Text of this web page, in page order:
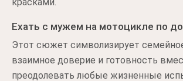
Ехать с мужем на мотоцикле по
Этот сюжет символизирует
взаимное доверие и готовность
преодолевать любые жизненные